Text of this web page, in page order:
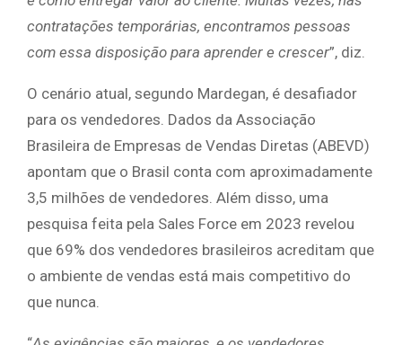
contratações temporárias, encontramos pessoas
com essa disposição para aprender e crescer”, diz.
O cenário atual, segundo Mardegan, é desafiador
para os vendedores. Dados da Associação
Brasileira de Empresas de Vendas Diretas (ABEVD)
apontam que o Brasil conta com aproximadamente
3,5 milhões de vendedores. Além disso, uma
pesquisa feita pela Sales Force em 2023 revelou
que 69% dos vendedores brasileiros acreditam que
o ambiente de vendas está mais competitivo do
que nunca.